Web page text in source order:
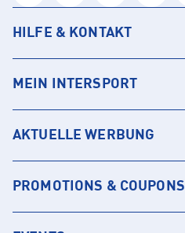
HILFE & KONTAKT
MEIN INTERSPORT
AKTUELLE WERBUNG
PROMOTIONS & COUPONS